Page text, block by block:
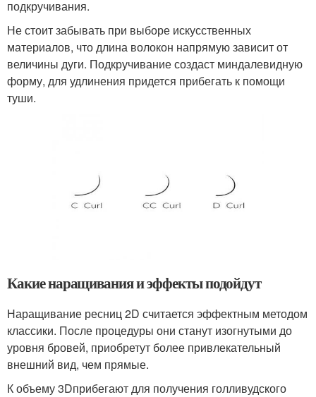
подкручивания.
Не стоит забывать при выборе искусственных
материалов, что длина волокон напрямую зависит от
величины дуги. Подкручивание создаст миндалевидную
форму, для удлинения придется прибегать к помощи
туши.
Какие наращивания и эффекты подойдут
Наращивание ресниц 2D считается эффектным методом
классики. После процедуры они станут изогнутыми до
уровня бровей, приобретут более привлекательный
внешний вид, чем прямые.
К объему 3Dприбегают для получения голливудского